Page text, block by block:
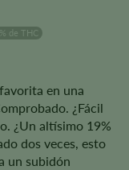
de THC
en una
¿Fácil
¿Un altísimo 19%
dos veces, esto
un subidón